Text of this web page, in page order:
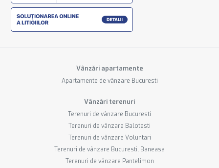
Vânzări apartamente
Apartamente de vânzare Bucuresti
Vânzări terenuri
Terenuri de vânzare Bucuresti
Terenuri de vânzare Balotesti
Terenuri de vânzare Voluntari
Terenuri de vânzare Bucuresti, Baneasa
Terenuri de vânzare Pantelimon